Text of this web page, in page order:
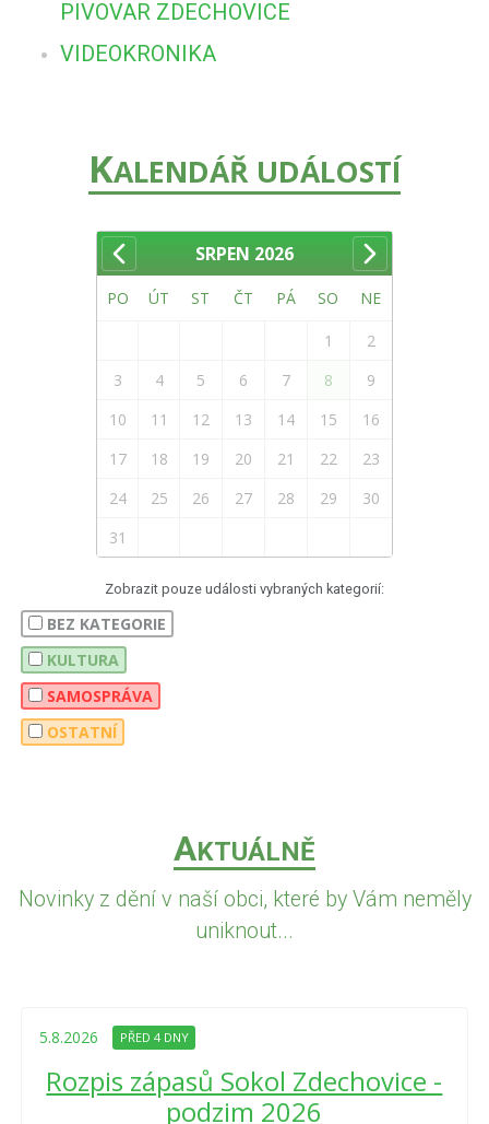
PIVOVAR ZDECHOVICE
VIDEOKRONIKA
KALENDÁŘ UDÁLOSTÍ
SRPEN 2026
PO ÚT ST ČT PÁ SO NE
1
2
3
4 5 6 7 8
9
10
11 12 13 14 15
16
17
18 19 20 21 22
23
24
25 26 27 28 29
30
31
Zobrazit pouze události vybraných kategorií:
BEZ KATEGORIE
KULTURA
SAMOSPRÁVA
OSTATNÍ
AKTUÁLNĚ
Novinky z dění v naší obci, které by Vám neměly
uniknout...
5.8.2026 PŘED 4 DNY
Rozpis zápasů Sokol Zdechovice -
podzim 2026